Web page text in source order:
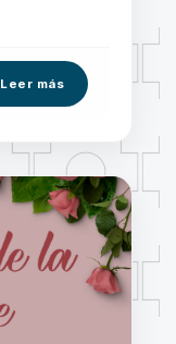
Leer más